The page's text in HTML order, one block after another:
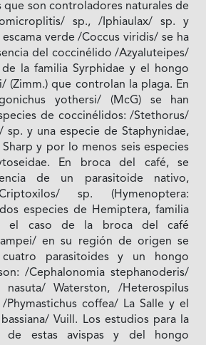
que son controladores naturales de
sp., /Iphiaulax/ sp. y
verde /Coccus viridis/ se ha
del coccinélido /Azyaluteipes/
la familia Syrphidae y el hongo
(Zimm.) que controlan la plaga. En
yothersi/ (McG) se han
de coccinélidos: /Stethorus/
sp. y una especie de Staphynidae,
y por lo menos seis especies
En broca del café, se
de un parasitoide nativo,
sp. (Hymenoptera:
especies de Hemiptera, familia
el caso de la broca del café
en su región de origen se
parasitoides y un hongo
/Cephalonomia stephanoderis/
nasuta/ Waterston, /Heterospilus
Phymastichus coffea/ La Salle y el
Vuill. Los estudios para la
de estas avispas y del hongo